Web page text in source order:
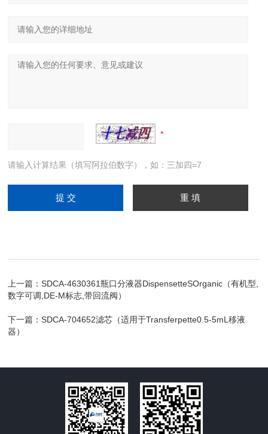
请输入计算结果（填写阿拉伯数字），如：三加四=7
上一篇：SDCA-4630361瓶口分液器DispensetteSOrganic（有机型,
数字可调,DE-M标志,带回流阀）
下一篇：SDCA-704652滤芯（适用于Transferpette0.5-5mL移液
器）